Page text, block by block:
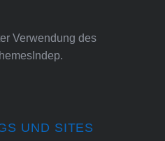
Verwendung des
.
UND SITES